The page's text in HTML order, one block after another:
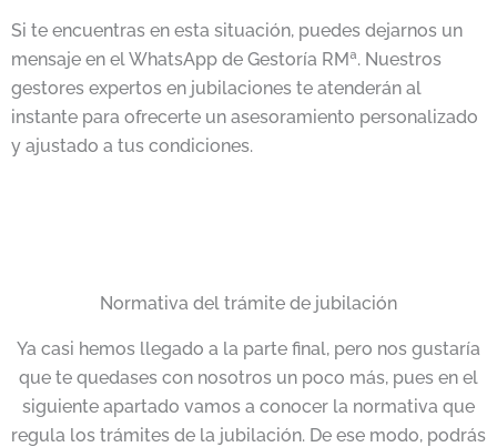
Si te encuentras en esta situación, puedes dejarnos un
mensaje en el WhatsApp de Gestoría RMª. Nuestros
gestores expertos en jubilaciones te atenderán al
instante para ofrecerte un asesoramiento personalizado
y ajustado a tus condiciones.
Normativa del trámite de jubilación
Ya casi hemos llegado a la parte final, pero nos gustaría
que te quedases con nosotros un poco más, pues en el
siguiente apartado vamos a conocer la normativa que
regula los trámites de la jubilación. De ese modo, podrás